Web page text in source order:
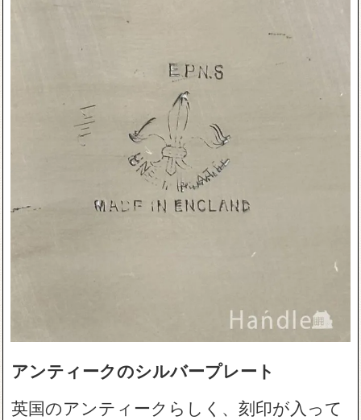
アンティークのシルバープレート
英国のアンティークらしく、刻印が入って